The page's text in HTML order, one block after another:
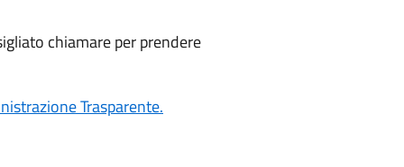
chiamare per prendere
Trasparente.